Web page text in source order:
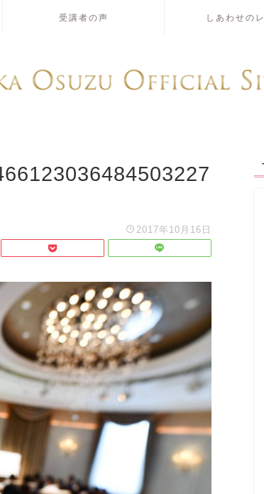
受講者の声 しあわせの
2017年10月16日